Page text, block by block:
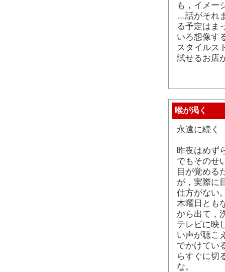
も，イメー
…話がそれ
る予定はま
いろ想像す
スタイルス
試せるお店
喉が渇く
永遠に続く
昨夜はめず
でもそのせ
目が覚める
が，実際に
仕方がない
木曜日とも
から出て，
テレビに映
い声が聴こ
でかけてい
らすぐに切
な。